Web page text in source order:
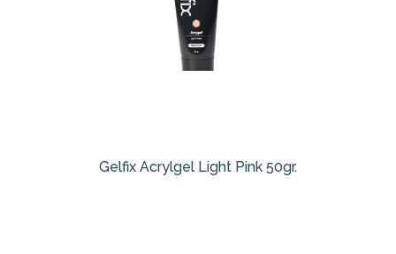
Gelfix Acrylgel Light Pink 50gr.